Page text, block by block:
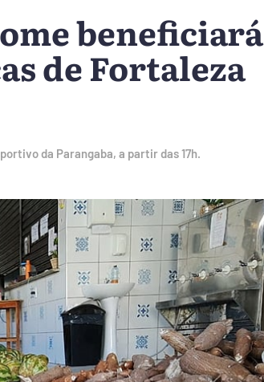
beneficiará
de Fortaleza
da Parangaba, a partir das 17h.